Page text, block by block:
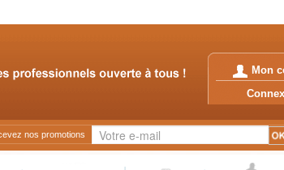
Mon
nos promotions